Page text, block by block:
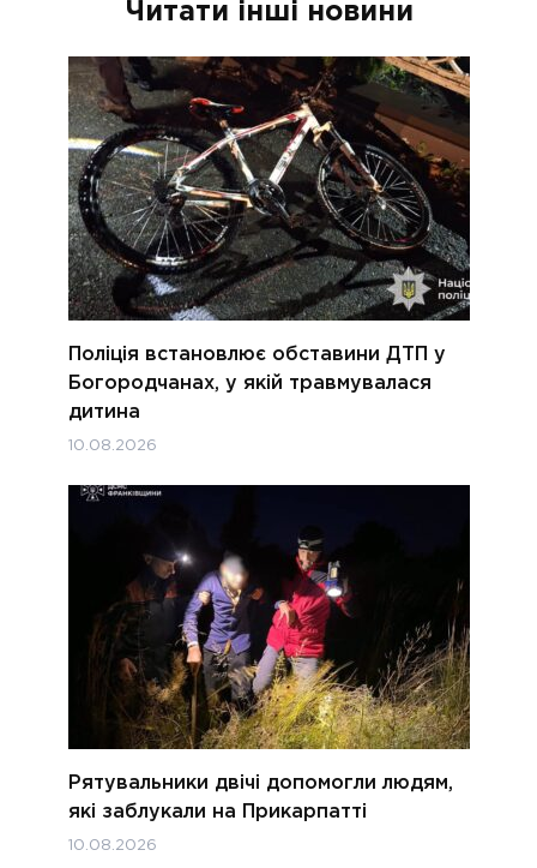
Читати інші новини
Поліція встановлює обставини ДТП у
Богородчанах, у якій травмувалася
дитина
10.08.2026
Рятувальники двічі допомогли людям,
які заблукали на Прикарпатті
10.08.2026